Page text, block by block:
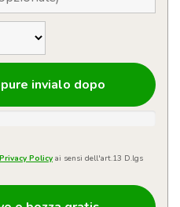
invialo dopo
Privacy Policy ai sensi dell'art.13 D.lgs